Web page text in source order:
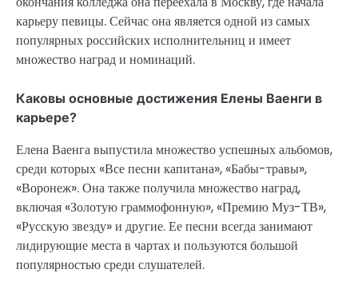
карьеру певицы. Сейчас она является одной из самых
популярных российских исполнительниц и имеет
множество наград и номинаций.
Каковы основные достижения Елены Ваенги в
карьере?
Елена Ваенга выпустила множество успешных альбомов,
среди которых «Все песни капитана», «Бабы-травы»,
«Воронеж». Она также получила множество наград,
включая «Золотую граммофонную», «Премию Муз-ТВ»,
«Русскую звезду» и другие. Ее песни всегда занимают
лидирующие места в чартах и пользуются большой
популярностью среди слушателей.